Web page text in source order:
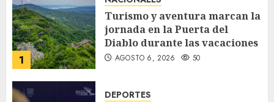
1
Turismo y aventura marcan la
jornada en la Puerta del
Diablo durante las vacaciones
AGOSTO 6, 2026 50
DEPORTES